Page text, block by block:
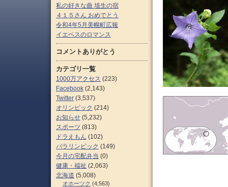
私の好きな曲 埴生の宿
４１５さん おめでとう
令和4年5月美幌町広報
イエペスのロマンス
コメントありがとう
カテゴリ一覧
1000万アクセス (223)
Facebook (2,143)
Twitter (3,537)
オリンピック (214)
お知らせ (5,232)
スポーツ (813)
ドラえもん (102)
パラリンピック (149)
今月の宅配弁当 (0)
健康・福祉 (2,063)
北海道 (5,008)
オホーツク (4,563)